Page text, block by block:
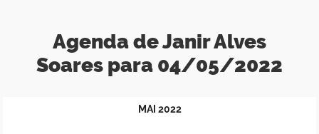
Agenda de Janir Alves
Soares para 04/05/2022
MAI 2022